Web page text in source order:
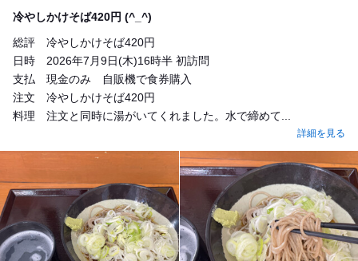
冷やしかけそば420円 (^_^)
総評 冷やしかけそば420円
日時 2026年7月9日(木)16時半 初訪問
支払 現金のみ 自販機で食券購入
注文 冷やしかけそば420円
料理 注文と同時に湯がいてくれました。水で締めて...
詳細を見る